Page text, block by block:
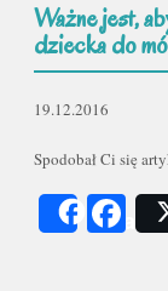
Ważne jest,
dziecka do
19.12.2016
Spodobał Ci się
Share